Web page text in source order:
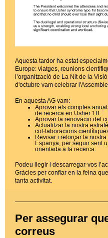
Aquesta tardor ha estat
Europe: viatges, reunions
l’organització de La Nit de la
d'octubre vam celebrar
En aquesta AG vam:
Aprovar els comptes
de recerca en Usher 1B.
Aprovar la renovacio del
Actualitzar la nostra
col·laboracions
Revisar i reforçar la
Espanya, per seguir sent
orientada a la recerca.
Podeu llegir i descarregar-vos
Gràcies per confiar en la feina
tanta activitat.
Per assegurar
correus